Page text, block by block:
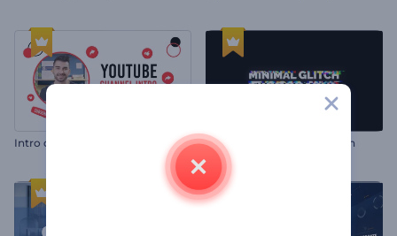
Intro de Canal de YouTube Tipografía Minimalista Glitch